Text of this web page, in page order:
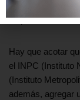
plataforma
se podrá
Hay que acotar
el INPC (Instituto
(Instituto
además, agregar